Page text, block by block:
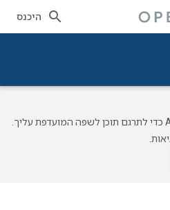
היכנס
‫Google משתמשת בטכנולוגיית AI כדי לתרגם תוכן לשפה המועדפת עליך.